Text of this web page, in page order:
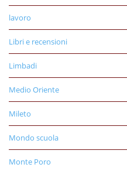
lavoro
Libri e recensioni
Limbadi
Medio Oriente
Mileto
Mondo scuola
Monte Poro